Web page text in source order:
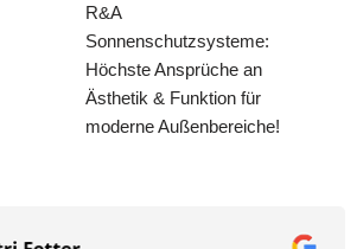
R&A
Sonnenschutzsysteme:
Höchste Ansprüche an
Ästhetik & Funktion für
moderne Außenbereiche!